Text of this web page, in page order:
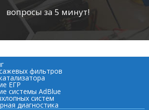
вопросы за 5 минут!
фильтров
ЕГР
системы AdBlue
систем
диагностика